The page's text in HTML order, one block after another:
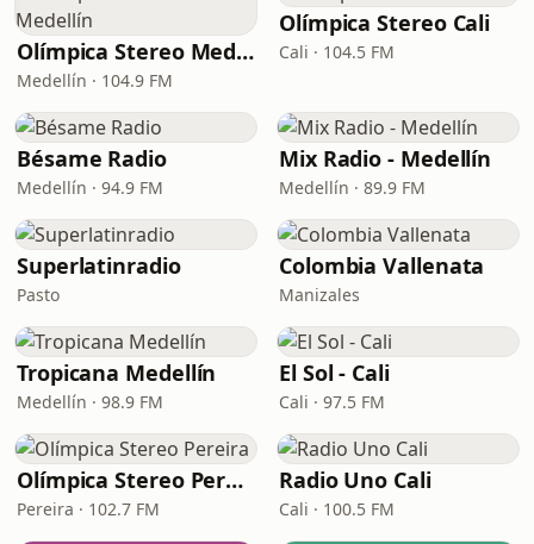
Olímpica Stereo Medellín
Medellín · 104.9 FM
Olímpica Stereo Cali
Cali · 104.5 FM
Bésame Radio
Medellín · 94.9 FM
Mix Radio - Medellín
Medellín · 89.9 FM
Superlatinradio
Pasto
Colombia Vallenata
Manizales
Tropicana Medellín
Medellín · 98.9 FM
El Sol - Cali
Cali · 97.5 FM
Olímpica Stereo Pereira
Pereira · 102.7 FM
Radio Uno Cali
Cali · 100.5 FM